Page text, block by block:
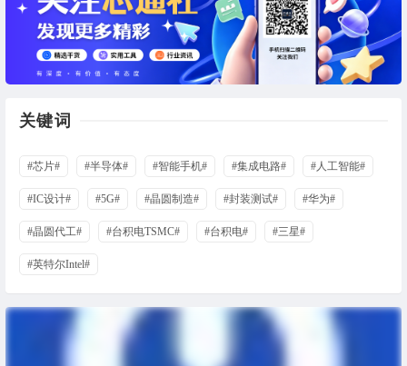
关键词
#芯片# #半导体# #智能手机# #集成电路# #人工智能#
#IC设计# #5G# #晶圆制造# #封装测试# #华为#
#晶圆代工# #台积电TSMC# #台积电# #三星#
#英特尔Intel#